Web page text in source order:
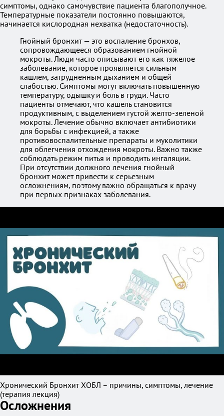
симптомы, однако самочувствие пациента благополучное.
Температурные показатели постоянно повышаются,
начинается кислородная нехватка (недостаточность).
Гнойный бронхит — это воспаление бронхов,
сопровождающееся образованием гнойной
мокроты. Люди часто описывают его как тяжелое
заболевание, которое проявляется сильным
кашлем, затрудненным дыханием и общей
слабостью. Симптомы могут включать повышенную
температуру, одышку и боль в груди. Часто
пациенты отмечают, что кашель становится
продуктивным, с выделением густой желто-зеленой
мокроты. Лечение обычно включает антибиотики
для борьбы с инфекцией, а также
противовоспалительные препараты и муколитики
для облегчения отхождения мокроты. Важно также
соблюдать режим питья и проводить ингаляции.
При отсутствии должного лечения гнойный
бронхит может привести к серьезным
осложнениям, поэтому важно обращаться к врачу
при первых признаках заболевания.
Хронический Бронхит ХОБЛ – причины, симптомы, лечение
(терапия лекция)
Осложнения